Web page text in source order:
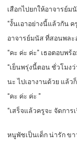
เสือกไปยกให้อาจารย์ม
“งั้นเอาอย่างนี้แล้วกัน
อาจารย์มนัส ที่สอนพละ
“คะ ค่ะ ค่ะ” เธอตอบพ
“เย็นพรุ่งนี้ตอน ชั่วโมง
นะ ไปเอางานด้วย แล้
“คะ ค่ะ ค่ะ ”
“เสร็จแล้วครูจะ จัดการ
หนูพัชเป็นเด็ก น่ารัก ขา